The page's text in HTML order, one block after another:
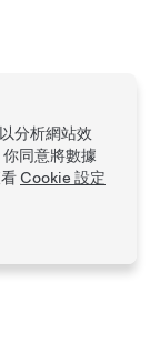
分析網站效
同意將數據
Cookie 設定